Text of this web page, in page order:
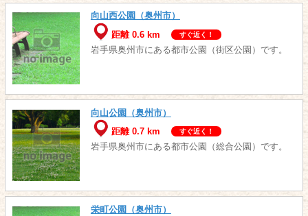
向山西公園（奥州市）
距離 0.6 km
すぐ近く！
岩手県奥州市にある都市公園（街区公園）です。
向山公園（奥州市）
距離 0.7 km
すぐ近く！
岩手県奥州市にある都市公園（総合公園）です。
栄町公園（奥州市）